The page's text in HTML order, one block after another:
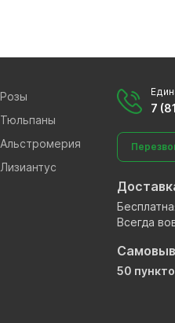
Розы
Тюльпаны
Альстромерия
Лизиантус
7
Всегда
50